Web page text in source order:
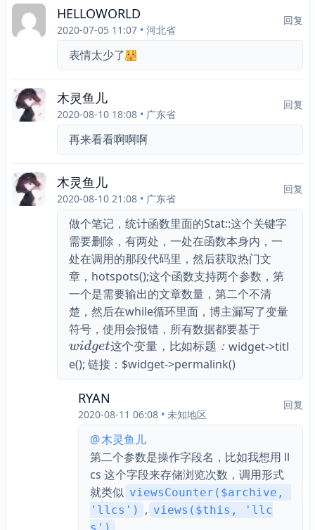
HELLOWORLD
2020-07-05 11:07 • 河北省
回复
表情太少了
木灵鱼儿
2020-08-10 18:08 • 广东省
回复
再来看看啊啊啊
木灵鱼儿
2020-08-10 21:08 • 广东省
回复
做个笔记，统计函数里面的Stat::这个关键字
需要删除，有两处，一处在函数本身内，一
处在调用的那段代码里，然后获取热门文
章，hotspots();这个函数支持两个参数，第
一个是需要输出的文章数量，第二个不清
楚，然后在while循环里面，博主漏写了变量
符号，使用会报错，所有数据都要基于
这个变量， 比如标题 ：
widget这个变量， 比如标题：
$widget这个变量，比如标题：$
widget->titl
e(); 链接：$widget->permalink()
RYAN
2020-08-11 06:08 • 未知地区
回复
@木灵鱼儿
第二个参数是操作字段名，比如我想用 ll
cs 这个字段来存储浏览次数，调用形式
就类似 viewsCounter($archive,
'llcs')
, views($this, 'llc
s')